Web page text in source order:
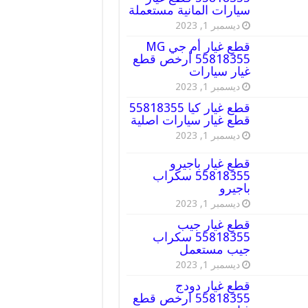
سيارات المانية مستعملة
ديسمبر 1, 2023
قطع غيار أم جي MG
55818355 أرخص قطع
غيار سيارات
ديسمبر 1, 2023
قطع غيار كيا 55818355
قطع غيار سيارات اصلية
ديسمبر 1, 2023
قطع غيار باجيرو
55818355 سكراب
باجيرو
ديسمبر 1, 2023
قطع غيار جيب
55818355 سكراب
جيب مستعمل
ديسمبر 1, 2023
قطع غيار دودج
55818355 ارخص قطع